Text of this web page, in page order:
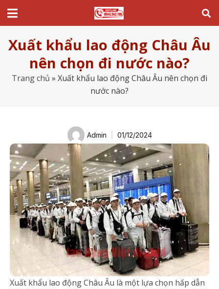
Xuất khẩu lao động Châu Âu
nên chọn đi nước nào?
Trang chủ » Xuất khẩu lao động Châu Âu nên chọn đi
nước nào?
Admin 01/12/2024
Xuất khẩu lao động Châu Âu là một lựa chọn hấp dẫn